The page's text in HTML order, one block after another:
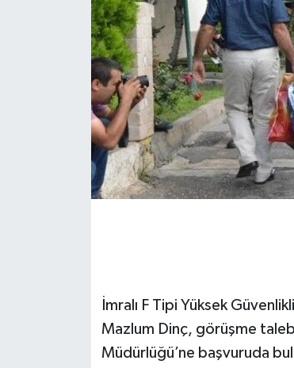
İmralı F Tipi Yüksek
Mazlum Dinç, görüşme
Müdürlüğü’ne başvuruda